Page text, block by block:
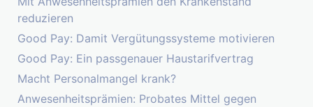
reduzieren
Good Pay: Damit Vergütungssysteme motivieren
Good Pay: Ein passgenauer Haustarifvertrag
Macht Personalmangel krank?
Anwesenheitsprämien: Probates Mittel gegen